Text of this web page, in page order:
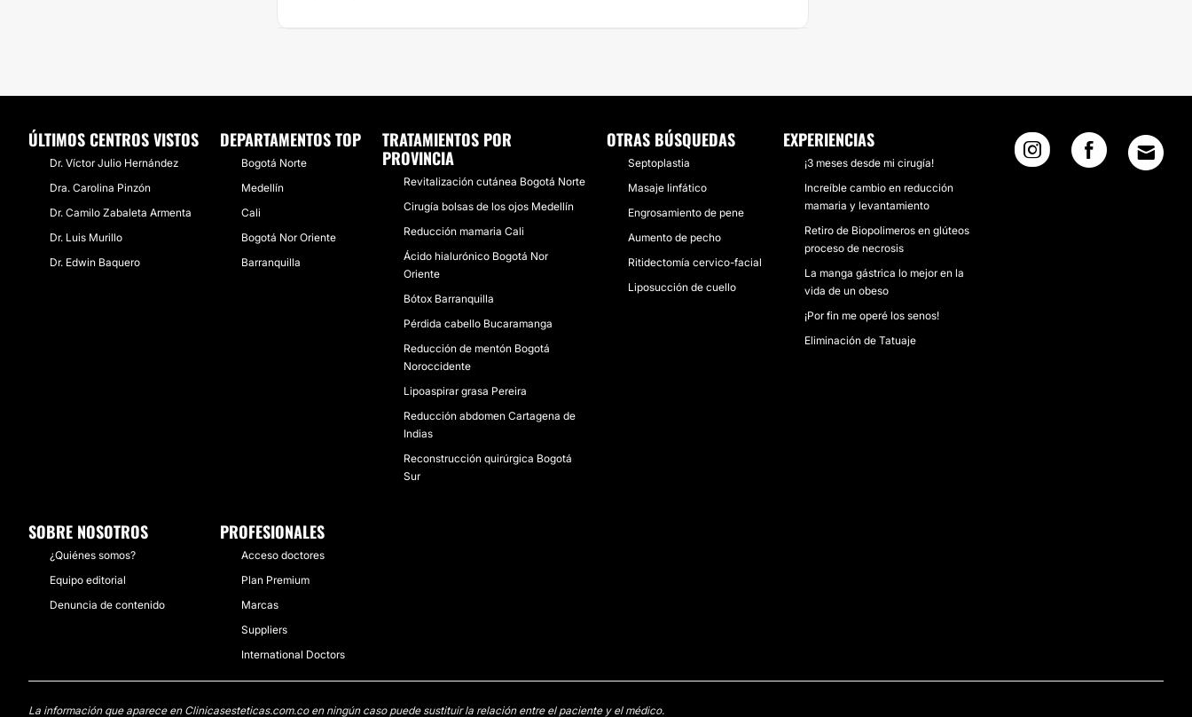
ÚLTIMOS CENTROS VISTOS
Dr. Víctor Julio Hernández
Dra. Carolina Pinzón
Dr. Camilo Zabaleta Armenta
Dr. Luis Murillo
Dr. Edwin Baquero
DEPARTAMENTOS TOP
Bogotá Norte
Medellín
Cali
Bogotá Nor Oriente
Barranquilla
TRATAMIENTOS POR
PROVINCIA
Revitalización cutánea Bogotá Norte
Cirugía bolsas de los ojos Medellín
Reducción mamaria Cali
Ácido hialurónico Bogotá Nor
Oriente
Bótox Barranquilla
Pérdida cabello Bucaramanga
Reducción de mentón Bogotá
Noroccidente
Lipoaspirar grasa Pereira
Reducción abdomen Cartagena de
Indias
Reconstrucción quirúrgica Bogotá
Sur
OTRAS BÚSQUEDAS
Septoplastia
Masaje linfático
Engrosamiento de pene
Aumento de pecho
Ritidectomía cervico-facial
Liposucción de cuello
EXPERIENCIAS
¡3 meses desde mi cirugía!
Increíble cambio en reducción
mamaria y levantamiento
Retiro de Biopolimeros en glúteos
proceso de necrosis
La manga gástrica lo mejor en la
vida de un obeso
¡Por fin me operé los senos!
Eliminación de Tatuaje
SOBRE NOSOTROS
¿Quiénes somos?
Equipo editorial
Denuncia de contenido
PROFESIONALES
Acceso doctores
Plan Premium
Marcas
Suppliers
International Doctors
La información que aparece en Clinicasesteticas.com.co en ningún caso puede sustituir la relación entre el paciente y el médico.